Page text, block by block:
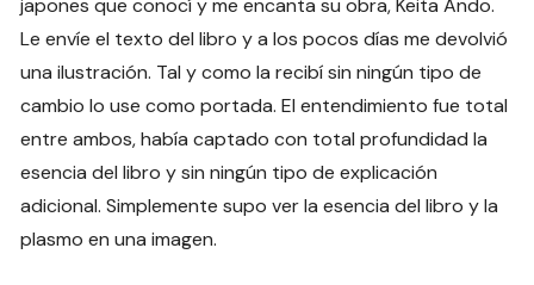
japones que conocí y me encanta su obra, Keita Ando.
Le envíe el texto del libro y a los pocos días me devolvió
una ilustración. Tal y como la recibí sin ningún tipo de
cambio lo use como portada. El entendimiento fue total
entre ambos, había captado con total profundidad la
esencia del libro y sin ningún tipo de explicación
adicional. Simplemente supo ver la esencia del libro y la
plasmo en una imagen.